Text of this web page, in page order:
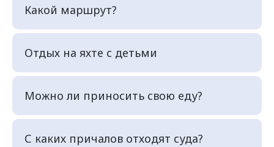
Какой маршрут?
Отдых на яхте с детьми
Можно ли приносить свою еду?
С каких причалов отходят суда?